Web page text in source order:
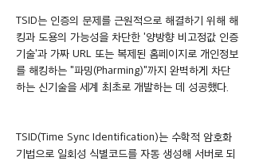
TSID는 인증의 문제를 근원적으로 해결하기 위해 해
킹과 도용의 가능성을 차단한 '양방향 비고정값 인증
기술'과 가짜 URL 또는 복제된 홈페이지로 개인정보
를 해킹하는 "파밍(Pharming)"까지 완벽하게 차단
하는 신기술을 세계 최초로 개발하는 데 성공했다.
TSID(Time Sync Identification)는 수학적 암호화
기법으로 일회성 식별코드를 자동 생성해 서버로 되